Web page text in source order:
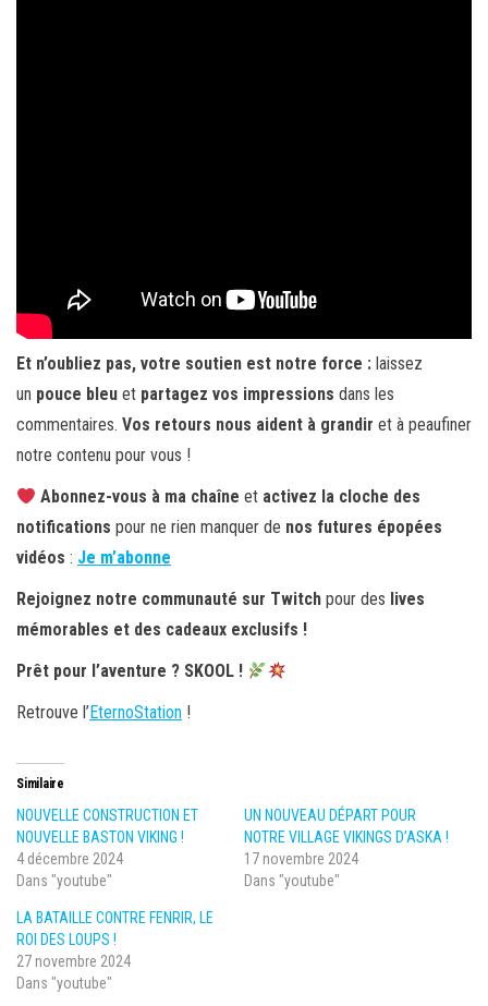
Et n’oubliez pas, votre soutien est notre force : laissez
un pouce bleu et partagez vos impressions dans les
commentaires. Vos retours nous aident à grandir et à peaufiner
notre contenu pour vous !
Abonnez-vous à ma chaîne et activez la cloche des
notifications pour ne rien manquer de nos futures épopées
vidéos : Je m’abonne
Rejoignez notre communauté sur Twitch pour des lives
mémorables et des cadeaux exclusifs !
Prêt pour l’aventure ? SKOOL !
Retrouve l’EternoStation !
Similaire
NOUVELLE CONSTRUCTION ET
NOUVELLE BASTON VIKING !
4 décembre 2024
Dans "youtube"
UN NOUVEAU DÉPART POUR
NOTRE VILLAGE VIKINGS D’ASKA !
17 novembre 2024
Dans "youtube"
LA BATAILLE CONTRE FENRIR, LE
ROI DES LOUPS !
27 novembre 2024
Dans "youtube"